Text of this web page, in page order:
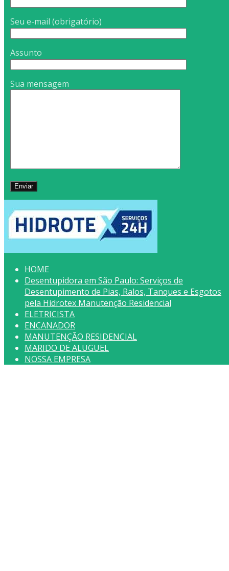
Seu e-mail (obrigatório)
Assunto
Sua mensagem
HOME
Desentupidora em São Paulo: Serviços de
Desentupimento de Pias, Ralos, Tanques e Esgotos
pela Hidrotex Manutenção Residencial
ELETRICISTA
ENCANADOR
MANUTENÇÃO RESIDENCIAL
MARIDO DE ALUGUEL
NOSSA EMPRESA